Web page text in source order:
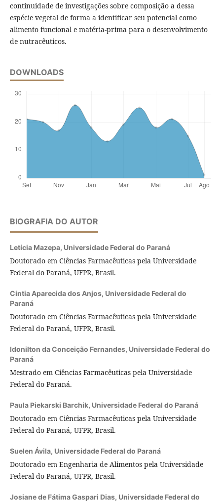
continuidade de investigações sobre composição a dessa
espécie vegetal de forma a identificar seu potencial como
alimento funcional e matéria-prima para o desenvolvimento
de nutracêuticos.
DOWNLOADS
BIOGRAFIA DO AUTOR
Letícia Mazepa, Universidade Federal do Paraná
Doutorado em Ciências Farmacêuticas pela Universidade
Federal do Paraná, UFPR, Brasil.
Cintia Aparecida dos Anjos, Universidade Federal do
Paraná
Doutorado em Ciências Farmacêuticas pela Universidade
Federal do Paraná, UFPR, Brasil.
Idonilton da Conceição Fernandes, Universidade Federal do
Paraná
Mestrado em Ciências Farmacêuticas pela Universidade
Federal do Paraná.
Paula Piekarski Barchik, Universidade Federal do Paraná
Doutorado em Ciências Farmacêuticas pela Universidade
Federal do Paraná, UFPR, Brasil.
Suelen Ávila, Universidade Federal do Paraná
Doutorado em Engenharia de Alimentos pela Universidade
Federal do Paraná, UFPR, Brasil.
Josiane de Fátima Gaspari Dias, Universidade Federal do